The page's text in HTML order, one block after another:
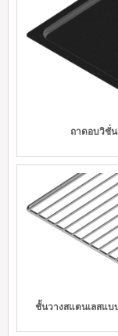
ถาดอบวิชั่น
ชั้นวางสแตนเลสแบ